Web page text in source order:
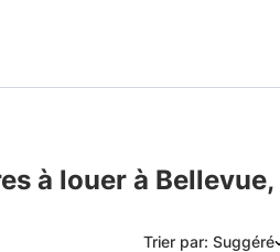
à louer à Bellevue,
Trier par: Suggéré